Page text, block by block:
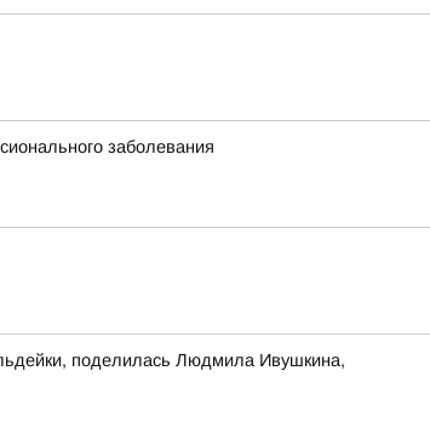
заболевания
поделилась Людмила Ивушкина,